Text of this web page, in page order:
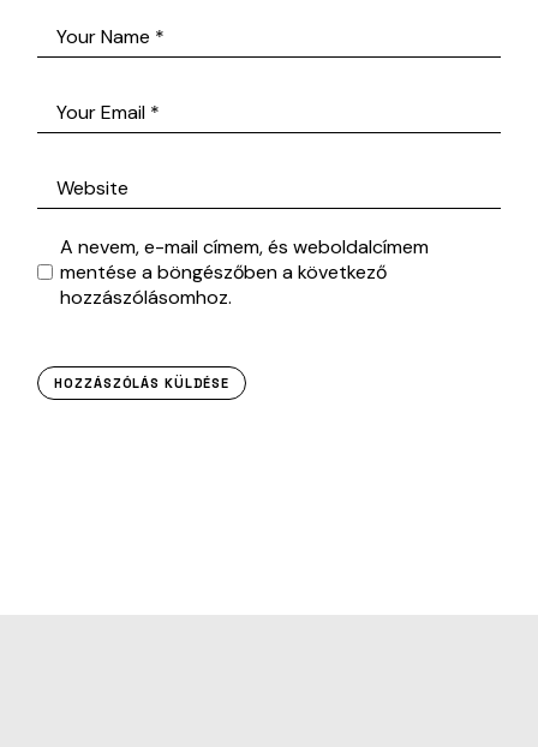
A nevem, e-mail címem, és weboldalcímem
mentése a böngészőben a következő
hozzászólásomhoz.
HOZZÁSZÓLÁS KÜLDÉSE